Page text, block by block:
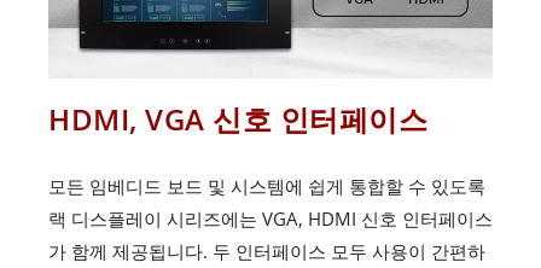
HDMI, VGA 신호 인터페이스
모든 임베디드 보드 및 시스템에 쉽게 통합할 수 있도록
랙 디스플레이 시리즈에는 VGA, HDMI 신호 인터페이스
가 함께 제공됩니다. 두 인터페이스 모두 사용이 간편하